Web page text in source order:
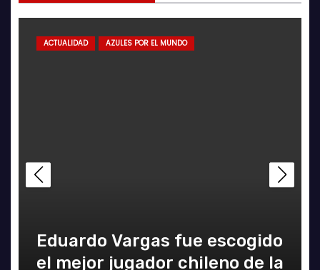
ACTUALIDAD AZULES POR EL MUNDO
Eduardo Vargas fue escogido
el mejor jugador chileno de la